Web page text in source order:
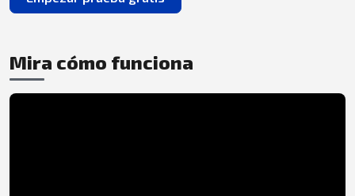
Mira cómo funciona